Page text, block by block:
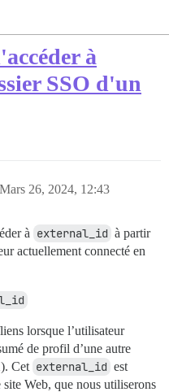
à
SSO d'un
Mars 26, 2024, 12:43
à external_id à partir
actuellement connecté en
lorsque l’utilisateur
de profil d’une autre
Cet external_id est
Web, que nous utiliserons